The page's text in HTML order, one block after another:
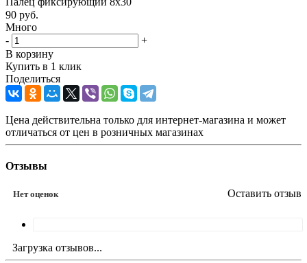
90 руб.
Много
-
+
В корзину
Купить в 1 клик
Поделиться
Цена действительна только для интернет-магазина и может
отличаться от цен в розничных магазинах
Отзывы
Нет оценок Оставить отзыв
Загрузка отзывов...